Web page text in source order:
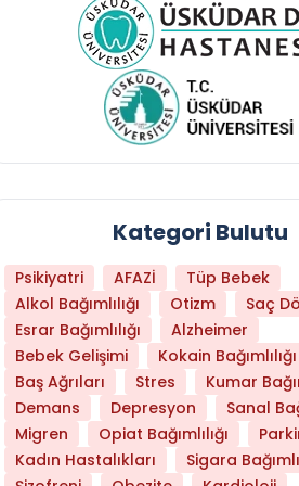
Daha Az Protein
Kategori Bulutu
Psikiyatri AFAZİ
Tüp Bebek
Alkol Bağımlılığı
Otizm
Saç
Esrar Bağımlılığı
Alzheimer
Bebek Gelişimi
Kokain Bağımlılığı
Baş Ağrıları
Stres
Kumar
Demans
Depresyon
Sanal
Migren
Opiat Bağımlılığı
Kadın Hastalıkları
Sigara